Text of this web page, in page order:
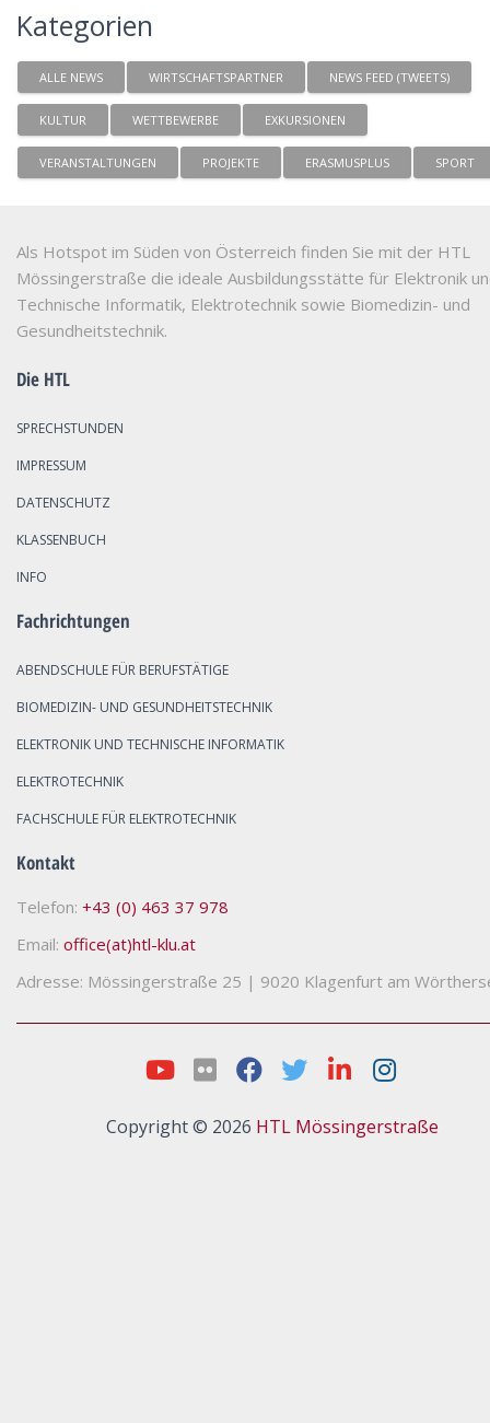
Kategorien
ALLE NEWS WIRTSCHAFTSPARTNER NEWS FEED (TWEETS)
KULTUR WETTBEWERBE EXKURSIONEN
VERANSTALTUNGEN PROJEKTE ERASMUSPLUS SPORT
Als Hotspot im Süden von Österreich finden Sie mit der HTL
Mössingerstraße die ideale Ausbildungsstätte für Elektronik
Technische Informatik, Elektrotechnik sowie Biomedizin- und
Gesundheitstechnik.
Die HTL
SPRECHSTUNDEN
IMPRESSUM
DATENSCHUTZ
KLASSENBUCH
INFO
Fachrichtungen
ABENDSCHULE FÜR BERUFSTÄTIGE
BIOMEDIZIN- UND GESUNDHEITSTECHNIK
ELEKTRONIK UND TECHNISCHE INFORMATIK
ELEKTROTECHNIK
FACHSCHULE FÜR ELEKTROTECHNIK
Kontakt
Telefon: +43 (0) 463 37 978
Email: office(at)htl-klu.at
Adresse: Mössingerstraße 25 | 9020 Klagenfurt am
Copyright © 2026 HTL Mössingerstraße